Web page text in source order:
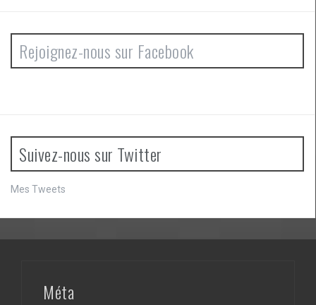
Rejoignez-nous sur Facebook
Suivez-nous sur Twitter
Mes Tweets
Méta